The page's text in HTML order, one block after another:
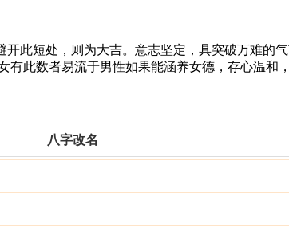
短处，则为大吉。意志坚定，具突破万难的
此数者易流于男性如果能涵养女德，存心温和
八字改名